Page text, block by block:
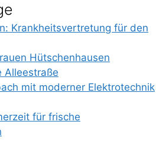
Krankheitsvertretung für den
Hütschenhausen
Alleestraße
mit moderner Elektrotechnik
für frische